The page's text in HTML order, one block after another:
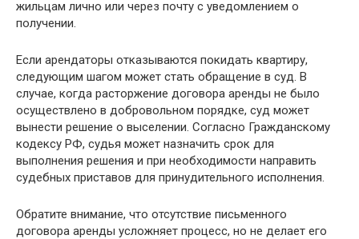
жильцам лично или через почту с уведомлением о
получении.
Если арендаторы отказываются покидать квартиру,
следующим шагом может стать обращение в суд. В
случае, когда расторжение договора аренды не было
осуществлено в добровольном порядке, суд может
вынести решение о выселении. Согласно Гражданскому
кодексу РФ, судья может назначить срок для
выполнения решения и при необходимости направить
судебных приставов для принудительного исполнения.
Обратите внимание, что отсутствие письменного
договора аренды усложняет процесс, но не делает его